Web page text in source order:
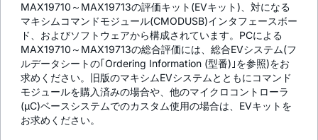
MAX19710～MAX19713の評価キット(EVキット)、対になる
マキシムコマンドモジュール(CMODUSB)インタフェースボー
ド、およびソフトウェアから構成されています。PCによる
MAX19710～MAX19713の総合評価には、総合EVシステム(フ
ルデータシートの｢Ordering Information (型番)｣を参照)をお
求めください。旧版のマキシムEVシステムとともにコマンド
モジュールを購入済みの場合や、他のマイクロコントローラ
(µC)ベースシステムでのカスタム使用の場合は、EVキットを
お求めください。